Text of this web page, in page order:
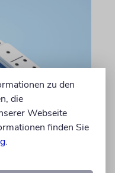
lehrten
zu den
die
Webseite
finden Sie
.